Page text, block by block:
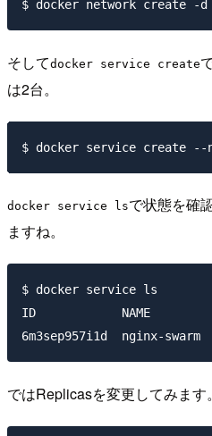
そしてdocker service create
は2台。
docker service lsで状態を確
ますね。
$ docker service ls
ID            NAME
ではReplicasを変更してみます。